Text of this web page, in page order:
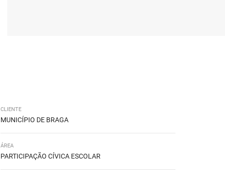
CLIENTE
MUNICÍPIO DE BRAGA
ÁREA
PARTICIPAÇÃO CÍVICA ESCOLAR